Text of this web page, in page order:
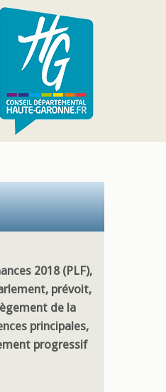
2018 (PLF),
prévoit,
de la
principales,
progressif